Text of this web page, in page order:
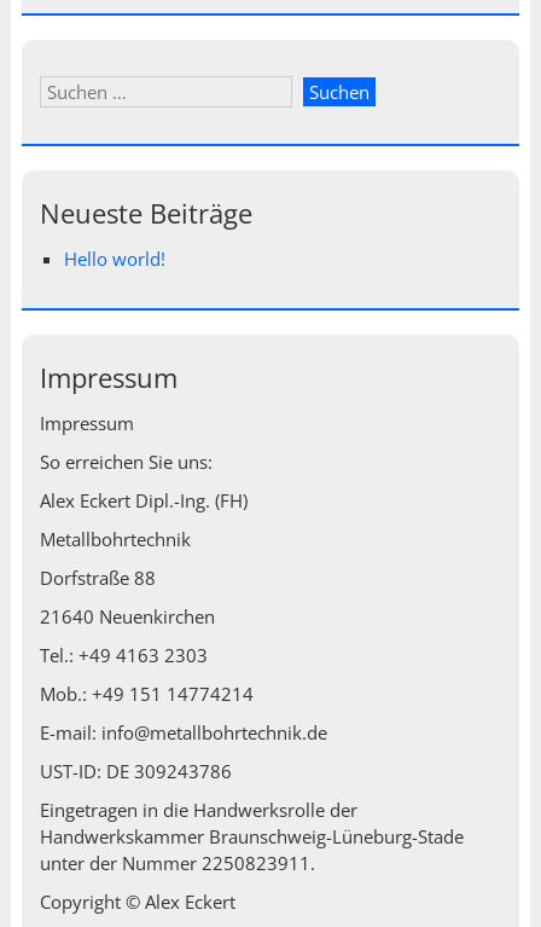
Neueste Beiträge
Hello world!
Impressum
Impressum
So erreichen Sie uns:
Alex Eckert Dipl.-Ing. (FH)
Metallbohrtechnik
Dorfstraße 88
21640 Neuenkirchen
Tel.: +49 4163 2303
Mob.: +49 151 14774214
E-mail: info@metallbohrtechnik.de
UST-ID: DE 309243786
Eingetragen in die Handwerksrolle der
Handwerkskammer Braunschweig-Lüneburg-Stade
unter der Nummer 2250823911.
Copyright © Alex Eckert